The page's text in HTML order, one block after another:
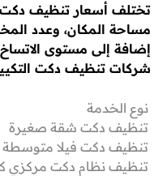
تختلف أسعار تنظيف
مساحة المكان، وعدد
إضافة إلى مستوى
شركات تنظيف دكت
نوع الخدمة
تنظيف دكت شقة صغيرة
تنظيف دكت فيلا متوسطة
تنظيف نظام دكت مركزي